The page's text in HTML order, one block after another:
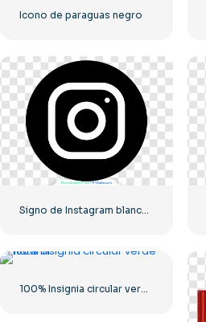
Icono de paraguas negro
Signo de Instagram blanco en círculo negro
100% Insignia circular verde natural